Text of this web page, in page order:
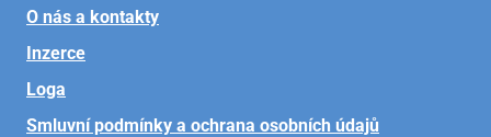
O nás a kontakty
Inzerce
Loga
Smluvní podmínky a ochrana osobních údajů